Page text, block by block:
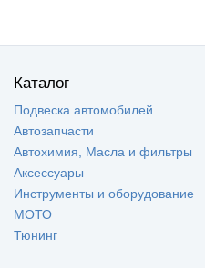
Каталог
Подвеска автомобилей
Автозапчасти
Автохимия, Масла и фильтры
Аксессуары
Инструменты и оборудование
МОТО
Тюнинг